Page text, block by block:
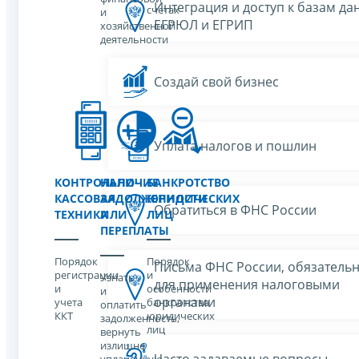
и
хозяйственной
деятельности
счетах
КОНТРОЛЬНО-
КАССОВАЯ
ТЕХНИКА
Порядок
регистрации
и
учета
ККТ
НАЛИЧИЕ
ЗАДОЛЖЕННОСТИ
ИЛИ
ПЕРЕПЛАТЫ
Узнать
и
оплатить
задолженность,
вернуть
излишне
БАНКРОТСТВО
ЮРИДИЧЕСКИХ
ЛИЦ
Порядок
и
особенности
банкротства
юридических
лиц
Интеграция и доступ к базам
ЕГРЮЛ и ЕГРИП
Создай свой бизнес
Уплата налогов и пошлин
Обратиться в ФНС России
Письма ФНС России,
для применения налоговыми
органами